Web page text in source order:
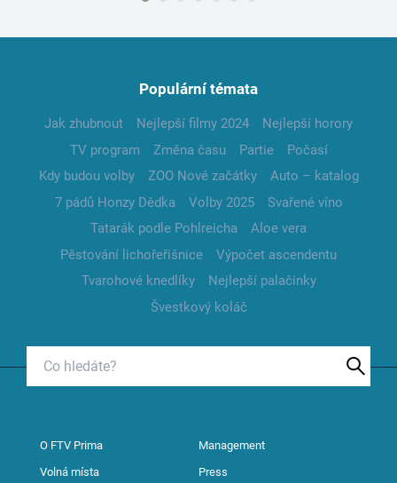
Populární témata
Jak zhubnout Nejlepší filmy 2024
Nejlepší horory
TV program
Změna času Partie
Počasí
Kdy budou volby
ZOO Nové začátky
Auto – katalog
7 pádů Honzy Dědka
Volby 2025
Svařené víno
Tatarák podle Pohlreicha
Aloe vera
Pěstování lichořeřišnice
Výpočet ascendentu
Tvarohové knedlíky
Nejlepší palačinky
Švestkový koláč
O FTV Prima Management
Volná místa Press